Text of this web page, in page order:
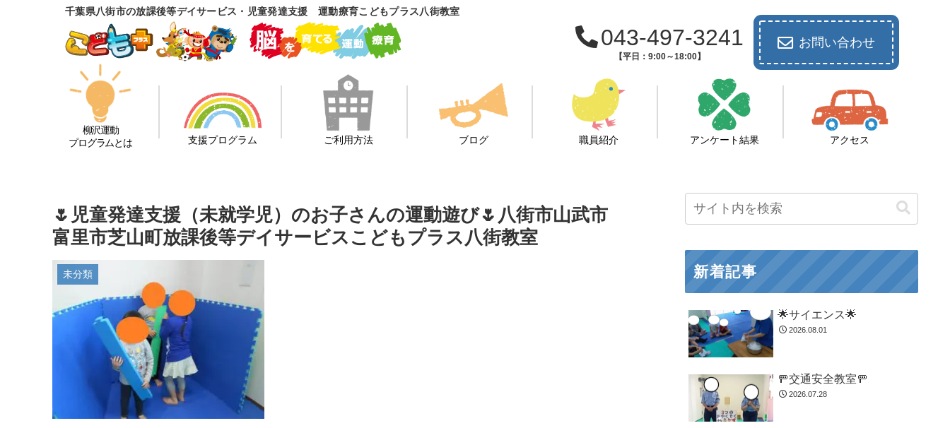
千葉県八街市の放課後等デイサービス・児童発達支援 運動療育こどもプラス八街教室
043-497-3241
【平日：9:00～18:00】
お問い合わせ
柳沢運動
プログラムとは
支援プログラム ご利用方法 ブログ 職員紹介 アンケート結果 アクセス
🌷児童発達支援（未就学児）のお子さんの運動遊び🌷八街市山武市
富里市芝山町放課後等デイサービスこどもプラス八街教室
未分類 新着記事
🌟サイエンス🌟
2026.08.01
🚥交通安全教室🚥
2026.07.28